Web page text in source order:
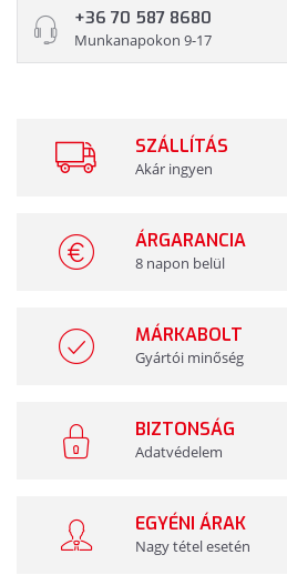
+36 70 587 8680
Munkanapokon 9-17
SZÁLLÍTÁS
Akár ingyen
ÁRGARANCIA
8 napon belül
MÁRKABOLT
Gyártói minőség
BIZTONSÁG
Adatvédelem
EGYÉNI ÁRAK
Nagy tétel esetén